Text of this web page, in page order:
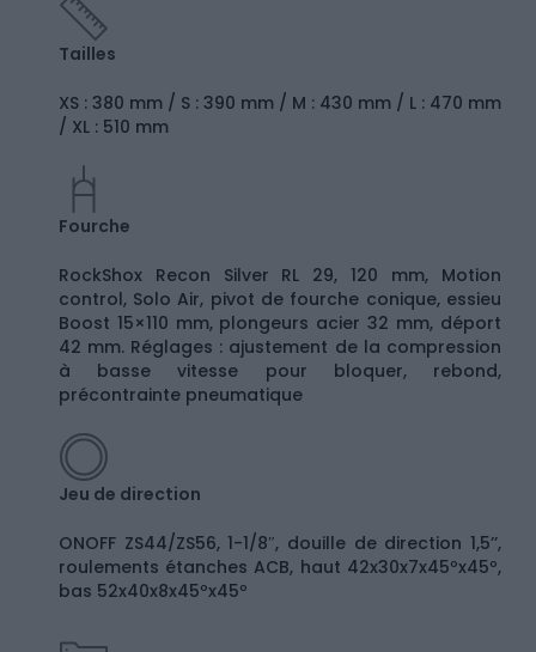
Tailles
XS : 380 mm / S : 390 mm / M : 430 mm / L : 470 mm
/ XL : 510 mm
Fourche
RockShox Recon Silver RL 29, 120 mm, Motion
control, Solo Air, pivot de fourche conique, essieu
Boost 15×110 mm, plongeurs acier 32 mm, déport
42 mm. Réglages : ajustement de la compression
à basse vitesse pour bloquer, rebond,
précontrainte pneumatique
Jeu de direction
ONOFF ZS44/ZS56, 1-1/8″, douille de direction 1,5’’,
roulements étanches ACB, haut 42x30x7x45ºx45º,
bas 52x40x8x45ºx45º